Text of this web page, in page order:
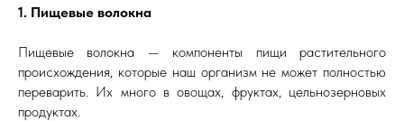
1. Пищевые волокна
Пищевые волокна — компоненты пищи растительного
происхождения, которые наш организм не может полностью
переварить. Их много в овощах, фруктах, цельнозерновых
продуктах.